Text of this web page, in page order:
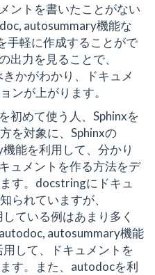
ントを書いたことがない
autosummary機能な
手軽に作成することがで
出力を見ることで、
かがわかり、ドキュメ
ンが上がります。
初めて使う人、Sphinxを
を対象に、Sphinxの
能を利用して、分かり
ュメントを作る方法をデ
す。docstringにドキュ
られていますが、
ている例はあまり多く
autosummary機能
して、ドキュメントを
す。また、autodocを利